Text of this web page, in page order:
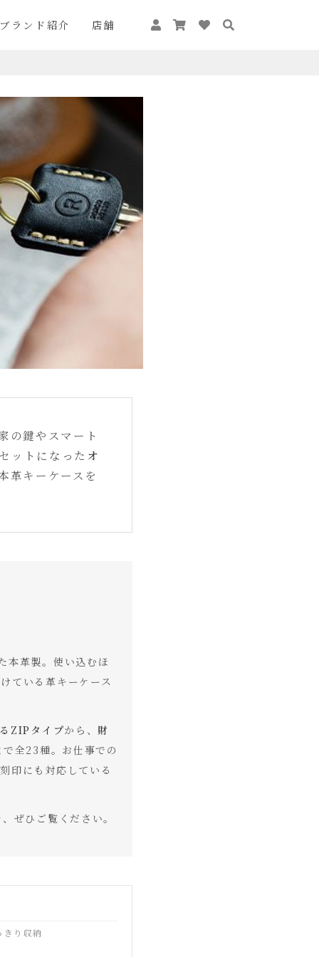
ブランド紹介 店舗
の鍵やスマート
ットになった オ
革キーケースを
本革製。使い込むほ
ている革キーケース
ZIPタイプから、 財
で全23種。お仕事での
印にも対応している
ぜひご覧ください。
り収納